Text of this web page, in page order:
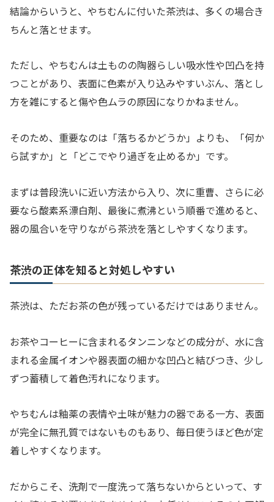
結論からいうと、やちむんに付いた茶渋は、多くの場合き
ちんと落とせます。
ただし、やちむんは土ものの陶器らしい吸水性や凹凸を持
つことがあり、表面に色素が入り込みやすいぶん、落とし
方を雑にすると傷や色ムラの原因になりかねません。
そのため、重要なのは「落ちるかどうか」よりも、「何か
ら試すか」と「どこでやり過ぎを止めるか」です。
まずは普段洗いに近い方法から入り、次に重曹、さらに必
要なら酸素系漂白剤、最後に煮沸という順番で進めると、
器の風合いを守りながら茶渋を落としやすくなります。
茶渋の正体を知ると対処しやすい
茶渋は、ただお茶の色が残っているだけではありません。
お茶やコーヒーに含まれるタンニンなどの成分が、水に含
まれる金属イオンや器表面の細かな凹凸と結びつき、少し
ずつ蓄積して着色汚れになります。
やちむんは釉薬の表情や土味が魅力の器である一方、表面
が完全に無孔質ではないものもあり、毎日使うほど色が定
着しやすくなります。
だからこそ、洗剤で一度洗って落ちないからといって、す